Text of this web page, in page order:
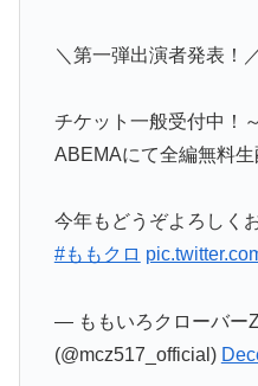
＼第一弾出演者発表！
チケット一般受付中！
ABEMAにて全編無料生
今年もどうぞよろしく
#ももクロ
— ももいろクローバーZ
(@mcz517_official)